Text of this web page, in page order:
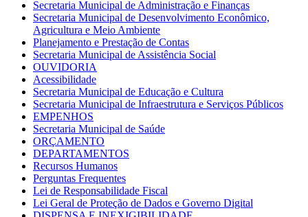
Secretaria Municipal de Administração e Finanças
Secretaria Municipal de Desenvolvimento Econômico,
Agricultura e Meio Ambiente
Planejamento e Prestação de Contas
Secretaria Municipal de Assistência Social
OUVIDORIA
Acessibilidade
Secretaria Municipal de Educação e Cultura
Secretaria Municipal de Infraestrutura e Serviços Públicos
EMPENHOS
Secretaria Municipal de Saúde
ORÇAMENTO
DEPARTAMENTOS
Recursos Humanos
Perguntas Frequentes
Lei de Responsabilidade Fiscal
Lei Geral de Proteção de Dados e Governo Digital